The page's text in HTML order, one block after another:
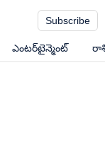
Subscribe
ఎంటర్‌టైన్మెంట్